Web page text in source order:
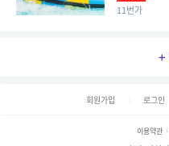
11번가
+
회원가입 로그인
이용약관